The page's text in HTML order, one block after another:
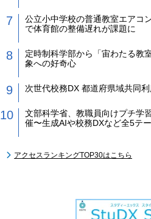
公立小中学校の普通教室エアコ
で体育館の整備遅れが課題に
定時制科学部から「宙わたる
象への好奇心
次世代校務DX 都道府県域共同
文部科学省、教職員向けプチ学
催〜生成AIや校務DXなど全5テ
アクセスランキングTOP30はこちら